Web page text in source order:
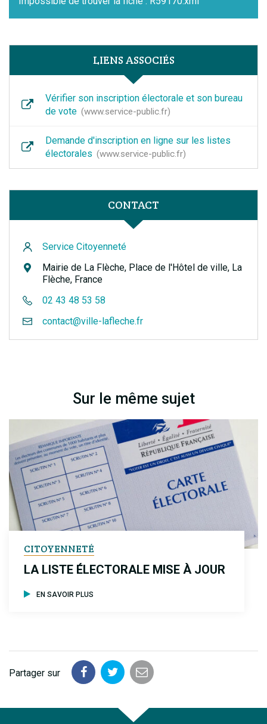
LIENS ASSOCIÉS
Vérifier son inscription électorale et son bureau
de vote
www.service-public.fr
Demande d'inscription en ligne sur les listes
électorales
www.service-public.fr
CONTACT
Service Citoyenneté
Mairie de La Flèche, Place de l'Hôtel de ville, La
Flèche, France
02 43 48 53 58
contact@ville-lafleche.fr
Sur le même sujet
CITOYENNETÉ
LA LISTE ÉLECTORALE MISE À JOUR
EN SAVOIR PLUS
Partager sur
Partager
Facebook
Partager
Twitter
Partager
email